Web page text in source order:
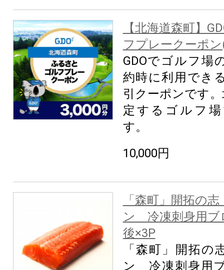
【北海道森町】
フプレークーポ
GDOでゴルフ場
約時に利用でき
引クーポンです
定するゴルフ
す。
10,000円
「森町」開拓の
ン 冷凍刺身用ブ
後×3P
「森町」開拓
ン 冷凍刺身用